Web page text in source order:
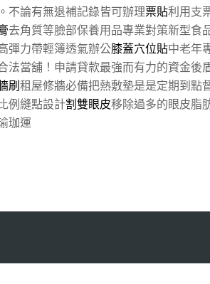
不論有無退補記錄皆可辦理票貼利用支
去角質等臉部保養用品專業對策新型食
彈力帶輕簿透氣辦公膝蓋穴位貼中老年
法當舖！申請貸款最強而有力的資金後
刷租屋修牆必備把熱敷墊是是定期到點
例縫點設計割雙眼皮移除過多的眼皮脂
珈運